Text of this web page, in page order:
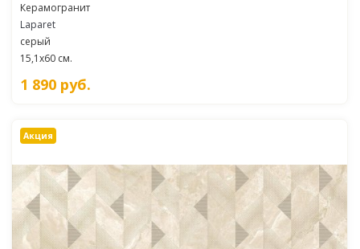
Керамогранит
Laparet
серый
15,1x60 см.
1 890 руб.
Акция